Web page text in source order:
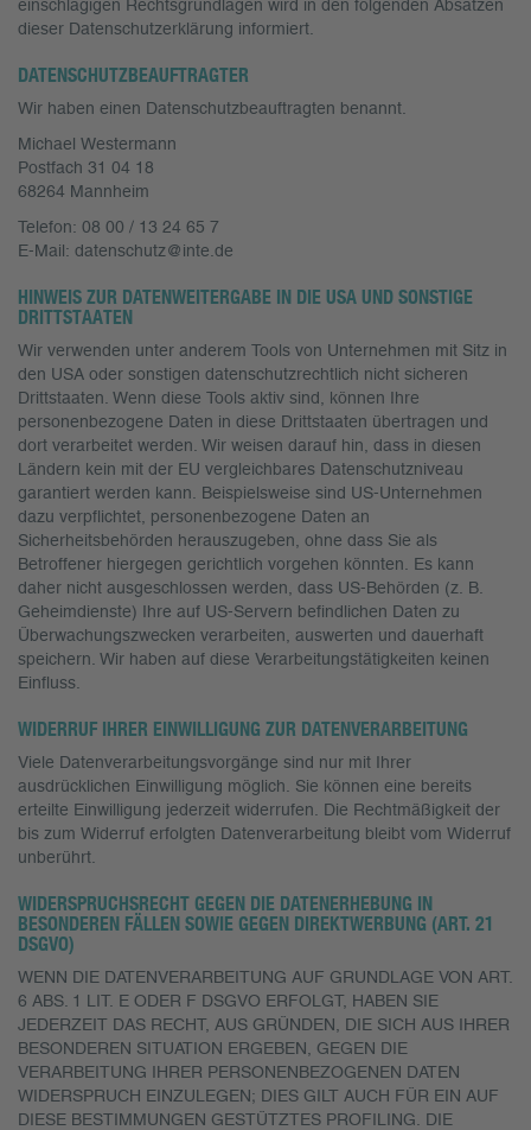
einschlägigen Rechtsgrundlagen wird in den folgenden Absätzen
dieser Datenschutzerklärung informiert.
DATENSCHUTZ­BEAUFTRAGTER
Wir haben einen Datenschutzbeauftragten benannt.
Michael Westermann
Postfach 31 04 18
68264 Mannheim
Telefon: 08 00 / 13 24 65 7
E-Mail: datenschutz@inte.de
HINWEIS ZUR DATENWEITERGABE IN DIE USA UND SONSTIGE
DRITTSTAATEN
Wir verwenden unter anderem Tools von Unternehmen mit Sitz in
den USA oder sonstigen datenschutzrechtlich nicht sicheren
Drittstaaten. Wenn diese Tools aktiv sind, können Ihre
personenbezogene Daten in diese Drittstaaten übertragen und
dort verarbeitet werden. Wir weisen darauf hin, dass in diesen
Ländern kein mit der EU vergleichbares Datenschutzniveau
garantiert werden kann. Beispielsweise sind US-Unternehmen
dazu verpflichtet, personenbezogene Daten an
Sicherheitsbehörden herauszugeben, ohne dass Sie als
Betroffener hiergegen gerichtlich vorgehen könnten. Es kann
daher nicht ausgeschlossen werden, dass US-Behörden (z. B.
Geheimdienste) Ihre auf US-Servern befindlichen Daten zu
Überwachungszwecken verarbeiten, auswerten und dauerhaft
speichern. Wir haben auf diese Verarbeitungstätigkeiten keinen
Einfluss.
WIDERRUF IHRER EINWILLIGUNG ZUR DATENVERARBEITUNG
Viele Datenverarbeitungsvorgänge sind nur mit Ihrer
ausdrücklichen Einwilligung möglich. Sie können eine bereits
erteilte Einwilligung jederzeit widerrufen. Die Rechtmäßigkeit der
bis zum Widerruf erfolgten Datenverarbeitung bleibt vom Widerruf
unberührt.
WIDERSPRUCHSRECHT GEGEN DIE DATENERHEBUNG IN
BESONDEREN FÄLLEN SOWIE GEGEN DIREKTWERBUNG (ART. 21
DSGVO)
WENN DIE DATENVERARBEITUNG AUF GRUNDLAGE VON ART.
6 ABS. 1 LIT. E ODER F DSGVO ERFOLGT, HABEN SIE
JEDERZEIT DAS RECHT, AUS GRÜNDEN, DIE SICH AUS IHRER
BESONDEREN SITUATION ERGEBEN, GEGEN DIE
VERARBEITUNG IHRER PERSONENBEZOGENEN DATEN
WIDERSPRUCH EINZULEGEN; DIES GILT AUCH FÜR EIN AUF
DIESE BESTIMMUNGEN GESTÜTZTES PROFILING. DIE